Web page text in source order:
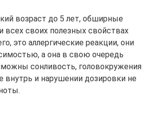
возраст до 5 лет, обширные
всех своих полезных свойствах
это аллергические реакции, они
а она в свою очередь
сонливость, головокружения
и нарушении дозировки не